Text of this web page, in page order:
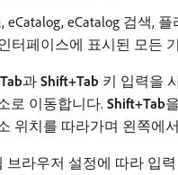
eCatalog, eCatalog 검색,
터페이스에 표시된 모든
Tab​과 Shift+Tab 키 입력을
로 이동합니다. Shift+Tab
위치를 따라가며 왼쪽에
브라우저 설정에 따라 입